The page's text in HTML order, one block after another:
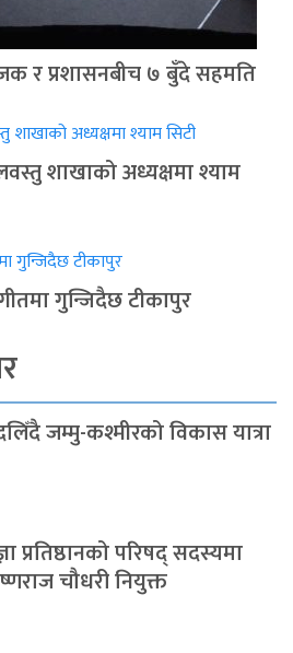
र प्रशासनबीच ७ बुँदे सहमति
शाखाको अध्यक्षमा श्याम
गुन्जिदैछ टीकापुर
जम्मु-कश्मीरको विकास यात्रा
प्रतिष्ठानको परिषद् सदस्यमा
चौधरी नियुक्त